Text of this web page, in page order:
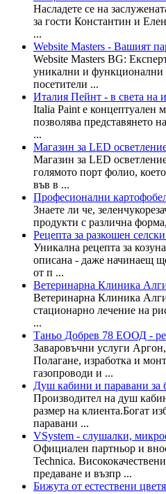
Насладете се на
за гости Константин и
...
Website Masters - Вашият
Website Masters BG:
уникални и функционални
посетители ...
Италия Пейнт - в света на
Italia Paint е концептуален
позволява представянето
...
Магазин за LED
Магазин за LED
голямото порт фолио,
във в ...
Професионални
Знаете ли че,
продукти с различна
Рецепта за разкошен
Уникална рецепта за
описана - даже начинаещ
от п ...
Ветеринарна Клиника
Ветеринарна Клиника
стационарно лечение на
...
Таньо Добрев 78 ЕООД -
Заваровъчни услуги
Полагане, изработка и
газопроводи и ...
Душ кабини и паравани за
Производител на душ
размер на клиента.Богат
паравани ...
VSystem - слушалки,
Официален партньор и
Technica.
предаване и възпр ...
Бижута от естествени